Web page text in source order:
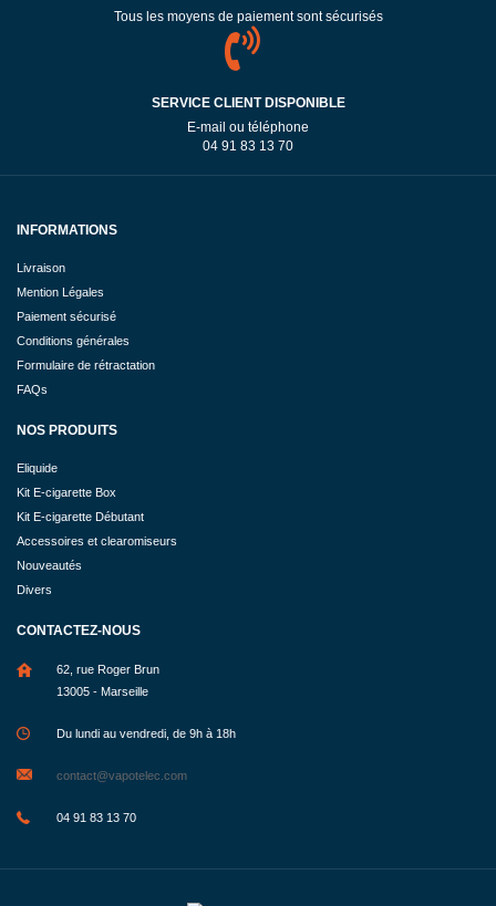
Tous les moyens de paiement sont sécurisés
SERVICE CLIENT DISPONIBLE
E-mail ou téléphone
04 91 83 13 70
INFORMATIONS
Livraison
Mention Légales
Paiement sécurisé
Conditions générales
Formulaire de rétractation
FAQs
NOS PRODUITS
Eliquide
Kit E-cigarette Box
Kit E-cigarette Débutant
Accessoires et clearomiseurs
Nouveautés
Divers
CONTACTEZ-NOUS
62, rue Roger Brun
13005 - Marseille
Du lundi au vendredi, de 9h à 18h
contact@vapotelec.com
04 91 83 13 70